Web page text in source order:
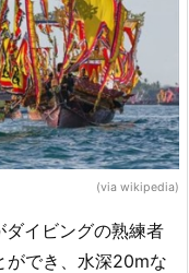
(via wikipedia)
イビングの熟練者
ができ、水深20mな